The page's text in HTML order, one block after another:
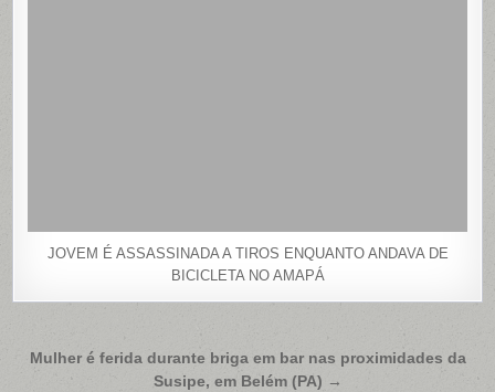
JOVEM É ASSASSINADA A TIROS ENQUANTO ANDAVA DE
BICICLETA NO AMAPÁ
Navegação
Mulher é ferida durante briga em bar nas proximidades da
Susipe, em Belém (PA) →